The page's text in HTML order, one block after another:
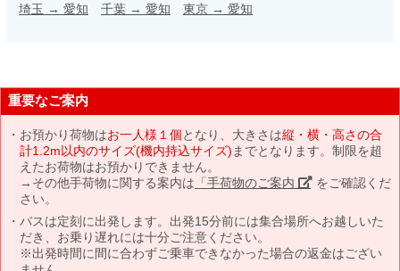
埼玉 → 愛知 千葉 → 愛知 東京 → 愛知
重要なご案内
お預かり荷物はお一人様１個となり、大きさは縦・横・高さの合
計1.2m以内のサイズ(機内持込サイズ) までとなります。制限を超
えたお荷物はお預かりできません。
→その他手荷物に関する案内は 「手荷物のご案内」 をご確認くだ
さい。
バスは定刻に出発します。出発15分前には集合場所へお越しいた
だき、お乗り遅れには十分ご注意ください。
※出発時間に間に合わずご乗車できなかった場合の返金はござい